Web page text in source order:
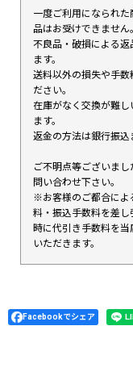
一度ご利用になられ
品はお受けできません。
不良品・破損による
ます。
送料以外の損失や手数
ださい。
在庫がなく交換が難
ます。
返金の方法は銀行振込
ご不明点等ございま
問い合わせ下さい。
※お客様のご都合によ
料・振込手数料を差
時に代引き手数料を
いただきます。
Facebookでシェア